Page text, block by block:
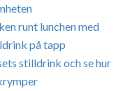
runt lunchen med
på tapp
stilldrink och se hur